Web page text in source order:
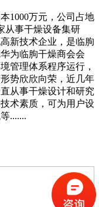
1000万元，公司占地
从事干燥设备集研
新技术企业，是临朐
为临朐干燥商会会
管理体系程序运行，
势欣欣向荣，近几年
从事干燥设计和研究
术素质，可为用户设
.......